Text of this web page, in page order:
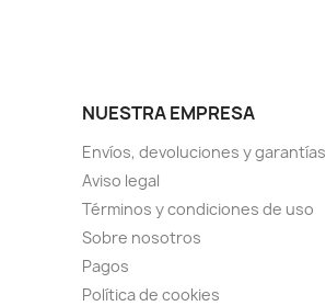
NUESTRA EMPRESA
Envíos, devoluciones y garantías
Aviso legal
Términos y condiciones de uso
Sobre nosotros
Pagos
Política de cookies